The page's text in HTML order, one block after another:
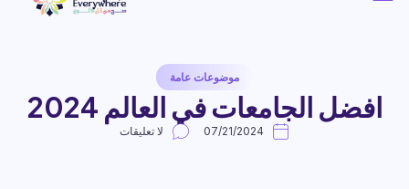
موضوعات عامة
افضل الجامعات في العالم 2024
07/21/2024 لا تعليقات